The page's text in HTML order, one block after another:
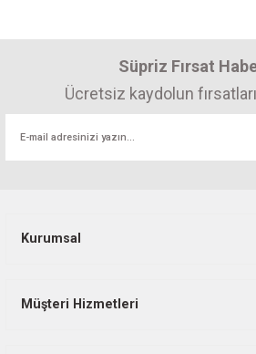
Süpriz Fırsat
Ücretsiz kaydolun
Kurumsal
Müşteri Hizmetleri